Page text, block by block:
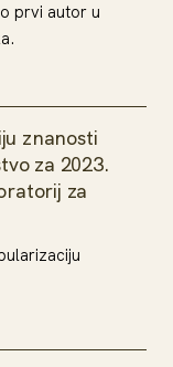
prvi autor u
znanosti
za 2023.
za